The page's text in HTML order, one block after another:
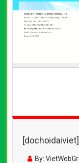
Em Hoàng
By: